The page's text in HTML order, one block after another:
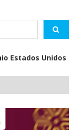
Estados Unidos